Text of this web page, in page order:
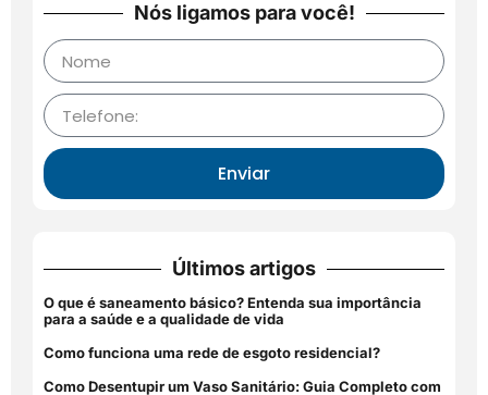
Nós ligamos para você!
Enviar
Últimos artigos
O que é saneamento básico? Entenda sua importância
para a saúde e a qualidade de vida
Como funciona uma rede de esgoto residencial?
Como Desentupir um Vaso Sanitário: Guia Completo com